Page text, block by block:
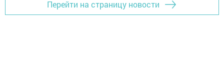
Перейти на страницу новости